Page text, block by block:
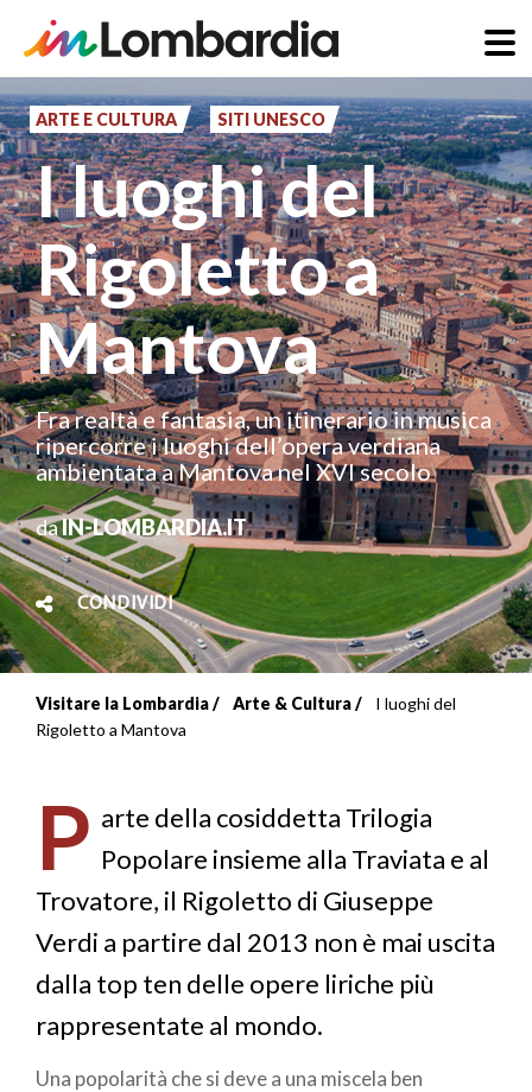
Salta
al
contenuto
principale
ARTE E CULTURA SITI UNESCO
I luoghi del
Rigoletto a
Mantova
Fra realtà e fantasia, un itinerario in musica
ripercorre i luoghi dell’opera verdiana
ambientata a Mantova nel XVI secolo
daIN-LOMBARDIA.IT
CONDIVIDI
Briciole
pane
Visitare la Lombardia Arte & Cultura
I luoghi del
Rigoletto a Mantova
P arte della cosiddetta Trilogia
Popolare insieme alla Traviata e al
Trovatore, il Rigoletto di Giuseppe
Verdi a partire dal 2013 non è mai uscita
dalla top ten delle opere liriche più
rappresentate al mondo.
Una popolarità che si deve a una miscela ben